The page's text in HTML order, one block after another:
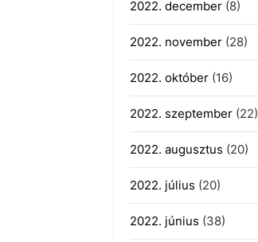
2022. december(8)
2022. november(28)
2022. október(16)
2022. szeptember(22)
2022. augusztus (20)
2022. július (20)
2022. június (38)